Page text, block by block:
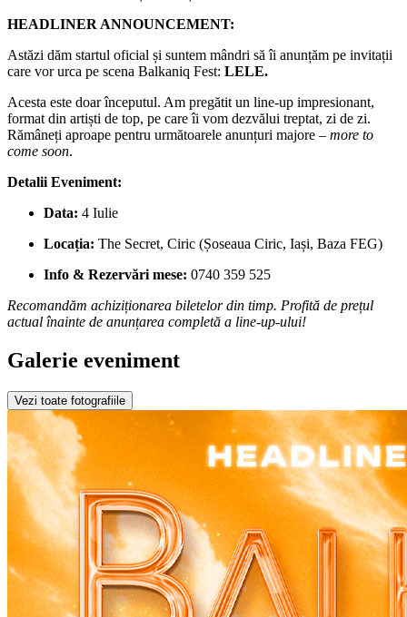
HEADLINER ANNOUNCEMENT:
Astăzi dăm startul oficial și suntem mândri să îi anunțăm pe invitații
care vor urca pe scena Balkaniq Fest: LELE.
Acesta este doar începutul. Am pregătit un line-up impresionant,
format din artiști de top, pe care îi vom dezvălui treptat, zi de zi.
Rămâneți aproape pentru următoarele anunțuri majore – more to
come soon.
Detalii Eveniment:
Data: 4 Iulie
Locația: The Secret, Ciric (Șoseaua Ciric, Iași, Baza FEG)
Info & Rezervări mese: 0740 359 525
Recomandăm achiziționarea biletelor din timp. Profită de prețul
actual înainte de anunțarea completă a line-up-ului!
Galerie eveniment
Vezi toate fotografiile